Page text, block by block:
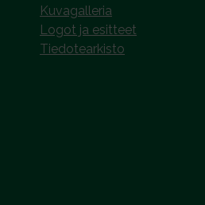
Kuvagalleria
Logot ja esitteet
Tiedotearkisto